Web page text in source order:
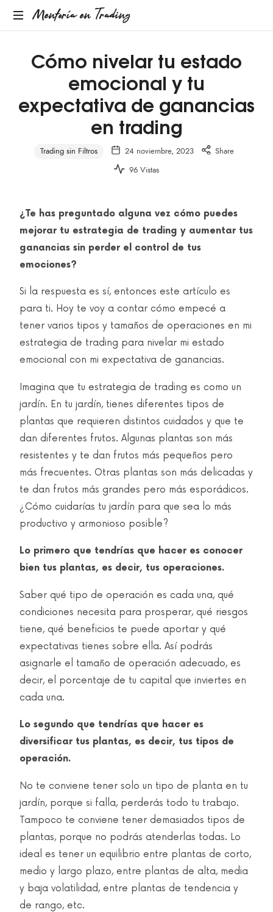
Mentoría en Trading
Cómo nivelar tu estado
emocional y tu
expectativa de ganancias
en trading
Trading sin Filtros 24 noviembre, 2023
Share
96 Vistas
¿Te has preguntado alguna vez cómo puedes
mejorar tu estrategia de trading y aumentar tus
ganancias sin perder el control de tus
emociones?
Si la respuesta es sí, entonces este artículo es
para ti. Hoy te voy a contar cómo empecé a
tener varios tipos y tamaños de operaciones en mi
estrategia de trading para nivelar mi estado
emocional con mi expectativa de ganancias.
Imagina que tu estrategia de trading es como un
jardín. En tu jardín, tienes diferentes tipos de
plantas que requieren distintos cuidados y que te
dan diferentes frutos. Algunas plantas son más
resistentes y te dan frutos más pequeños pero
más frecuentes. Otras plantas son más delicadas y
te dan frutos más grandes pero más esporádicos.
¿Cómo cuidarías tu jardín para que sea lo más
productivo y armonioso posible?
Lo primero que tendrías que hacer es conocer
bien tus plantas, es decir, tus operaciones.
Saber qué tipo de operación es cada una, qué
condiciones necesita para prosperar, qué riesgos
tiene, qué beneficios te puede aportar y qué
expectativas tienes sobre ella. Así podrás
asignarle el tamaño de operación adecuado, es
decir, el porcentaje de tu capital que inviertes en
cada una.
Lo segundo que tendrías que hacer es
diversificar tus plantas, es decir, tus tipos de
operación.
No te conviene tener solo un tipo de planta en tu
jardín, porque si falla, perderás todo tu trabajo.
Tampoco te conviene tener demasiados tipos de
plantas, porque no podrás atenderlas todas. Lo
ideal es tener un equilibrio entre plantas de corto,
medio y largo plazo, entre plantas de alta, media
y baja volatilidad, entre plantas de tendencia y
de rango, etc.